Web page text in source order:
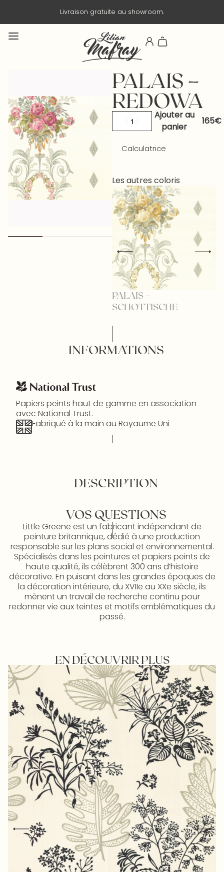
Livraison gratuite au showroom.
PALAIS –
REDOWA
Ajouter au
panier
Calculatrice
Les autres coloris
PALAIS –
SCHOTTISCHE
INFORMATIONS
Papiers peints haut de gamme en association
avec National Trust.
Fabriqué à la main au Royaume Uni
DESCRIPTION
VOS QUESTIONS
Little Greene est un fabricant indépendant de
peinture britannique, dédié à une production
responsable sur les plans social et environnemental.
Spécialisés dans les peintures et papiers peints de
haute qualité, ils célèbrent 300 ans d’histoire
décorative. En puisant dans les grandes époques de
la décoration intérieure, du XVIIe au XXe siècle, ils
mènent un travail de recherche continu pour
redonner vie aux teintes et motifs emblématiques du
passé.
EN DÉCOUVRIR PLUS